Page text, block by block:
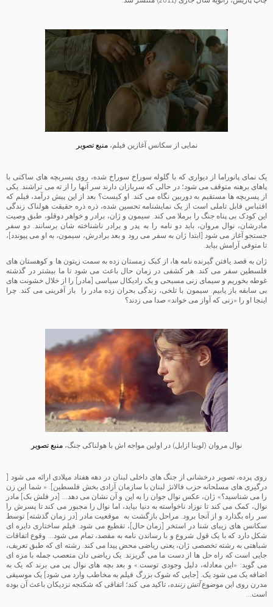
نمایی از سکانس آغازین فیلم،منبع تصویر
یک نمای پانوراما از دیواری که با گلوله سوراخ سوراخ شده، روی پسربچه های ساکتی با
پاهای برهنه متوقف می شود؛ در حالی که سربازان دارند سر آنها را از ته می تراشند. یکی
از پسربچه ها مستقیم به دوربین نگاه می کند. او کیست؟ بعد از این پیش درآمد، فیلم که
اقتباس قابل تاملی است از یک نمایشنامه تحسین شده، ذره ذره حقیقت هولناک زندگی
این کودک بی پناه جنگ را برملا می کند. سیمون و ژان، برادر و خواهر دوقلو، طبق وصیت
مادرشان، نوال مروان، باید دو نامه را به پدر و برادر ناشناخته شان برسانند. دو سفر
جستجو آغاز می شود [ابتدا ژان به سفر می رود و بعد برادرش، سیمون، به او می پیوندد]،
تا متوفی آرامش بیابد.
ژان به قصد یافتن گیرنده نامه ها، از کبک زمستان زده به سمت زیتون ها و کوهستان های
فلسطین سفر می کند. هر کشفی در زمان حال باعث می شود تا ما بیشتر در گذشته
غوطه بخوریم و سیمای زنی مسیحی و یک رادیکال سیاسی [مادر] را از خلال خشونت های
بی سابقه باز یابیم. سیمون با تلخی، زندگی بحران زده مادر را باز آفرینی می کند. چرا
اینجا او را «زنی که آواز می خواند» صدا می زدند؟
نوال مروان (لوبنا ازابل) در اولین مواجه اش با هولناکی جنگ، منبع تصویر
روی پرده، تصویر درخشانی از جنگ های داخلی لبنان در دهه هفتاد میلادی ارائه می شود [
درگیری های مسلحانه حزب فالانژ لبنان با سازمان آزادی بخش فلسطین]. « شما این زن
را می شناسید؟» ژان، عکس نوال جوان را به این و آن نشان می دهد… [در فلش بک] مادر
نوال، کمک می کند تا نوزاد ناخواسته به دنیا بیاید، اما نوال را مجبور می کند تا پسرش را
سر راه بگذارد و از آنجا برود. مراحل بازگشت به موقعیت مادر [در زمان گذشته] توسط
سکانس های زیبای شنا در استخر [زمان حال]، تقطیع می شود. فیلم ساختاری دایره ای
شکل دارد که با یک قول شروع و با رساندن نامه به مقصد، تمام می شود… وقوع اتفاقات
شباهتی به رشته تخصصی ژان، یعنی ریاضی محض پیدا می کند. رشته ای که طبق تعریف،
جایی است که راه حل ها از دست ما می گریزند. یک ریاضی دان متعصب جمله با مزه ای
می گوید: «این معادله، دلیل وجودی توست.» و بعد بچه های نوال پی می برند که یک به
اضافه یک می شود یک. [جایی که شوک بزرگ فیلم به مخاطب وارد می شود] یک موسیقی
مدرن روی این موضوعآتش زننده، تاکید می کند؛ اتفاقی که شکنجه نزدیکان باعث آن بوده
است…